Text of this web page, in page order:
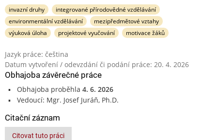
invazní druhy
integrované přírodovědné vzdělávání
environmentální vzdělávání
mezipředmětové vztahy
výuková úloha
projektové vyučování motivace žáků
Jazyk práce: čeština
Datum vytvoření / odevzdání či podání práce: 20. 4. 2026
Obhajoba závěrečné práce
Obhajoba proběhla 4. 6. 2026
Vedoucí: Mgr. Josef Juráň, Ph.D.
Citační záznam
Citovat tuto práci